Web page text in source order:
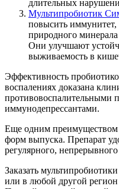
длительных
Мультипробиотик
повысить иммунитет,
природного
Они улучшают
выживаемость в
Эффективность
воспалениях доказана
противовоспалительными
иммунодепрессантами.
Еще одним преимуществом
форм выпуска. Препарат
регулярного,
Заказать
или в любой другой